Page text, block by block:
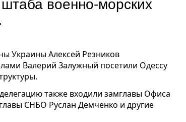
Украины Алексей Резников
Валерий Залужный посетили Одессу
также входили замглавы Офиса
СНБО Руслан Демченко и другие